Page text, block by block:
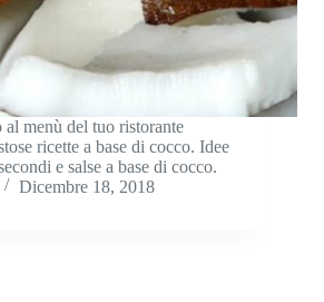
menù del tuo ristorante
ricette a base di cocco. Idee
e salse a base di cocco.
Dicembre 18, 2018